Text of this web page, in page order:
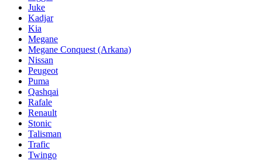
Juke
Kadjar
Kia
Megane
Megane Conquest (Arkana)
Nissan
Peugeot
Puma
Qashqai
Rafale
Renault
Stonic
Talisman
Trafic
Twingo